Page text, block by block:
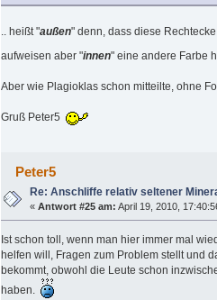
.. heißt "außen" denn, dass diese
aufweisen aber "innen" eine andere Farbe
Aber wie Plagioklas schon mitteilte, ohne
Gruß Peter5
Peter5
Re: Anschliffe relativ seltener
«Antwort #25 am: April 19, 2010,
Ist schon toll, wenn man hier immer mal
helfen will, Fragen zum Problem stellt und
bekommt, obwohl die Leute schon
haben.